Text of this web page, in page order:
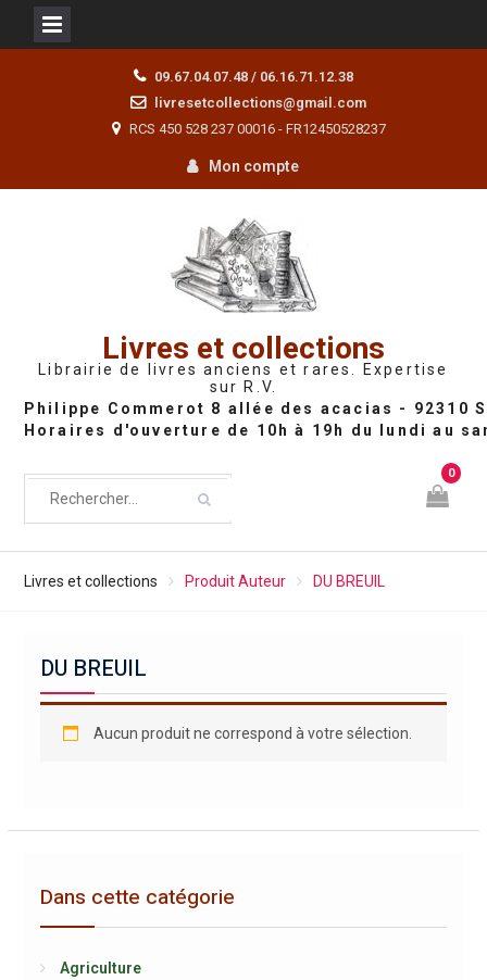
09.67.04.07.48 / 06.16.71.12.38
livresetcollections@gmail.com
RCS 450 528 237 00016 - FR12450528237
Mon compte
Livres et collections
Librairie de livres anciens et rares. Expertise
sur R.V.
0
Livres et collections Produit Auteur DU BREUIL
DU BREUIL
Aucun produit ne correspond à votre sélection.
Dans cette catégorie
Agriculture